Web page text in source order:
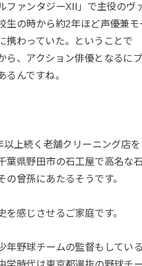
ファンタジーXII」で主役のヴ
生の時から約2年ほど声優兼
携わっていた。ということで
ら、アクション俳優となるに
るんですね。
以上続く老舗クリーニング店
葉県野田市の石工屋で高名な
の曾孫にあたるそうです。
を感じさせるご家庭です。
年野球チームの監督もしてい